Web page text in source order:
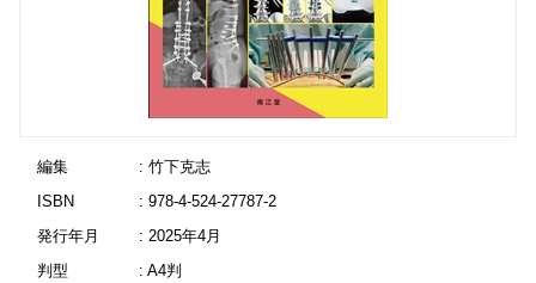
編集
: 竹下克志
ISBN
: 978-4-524-27787-2
発行年月
: 2025年4月
判型
: A4判